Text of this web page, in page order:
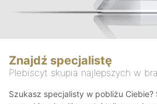
Znajdź specjalistę
Plebiscyt skupia najlepszych w
Szukasz specjalisty w pobliżu Ciebie?